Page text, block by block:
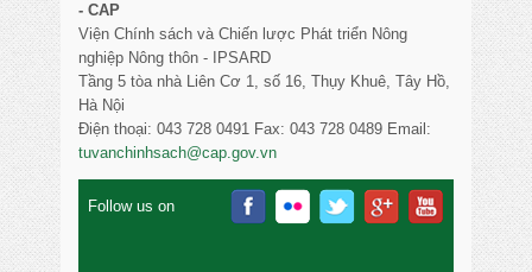
- CAP
Viện Chính sách và Chiến lược Phát triển Nông
nghiệp Nông thôn - IPSARD
Tầng 5 tòa nhà Liên Cơ 1, số 16, Thụy Khuê, Tây Hồ,
Hà Nội
Điện thoại: 043 728 0491 Fax: 043 728 0489 Email:
tuvanchinhsach@cap.gov.vn
Follow us on